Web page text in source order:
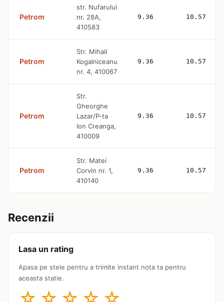
Petrom
str. Nufarului
nr. 28A,
410583
9.36 10.57
Petrom
Str. Mihail
Kogalniceanu
nr. 4, 410067
9.36 10.57
Petrom
Str.
Gheorghe
Lazar/P-ta
Ion Creanga,
410009
9.36 10.57
Petrom
Str. Matei
Corvin nr. 1,
410140
9.36 10.57
Recenzii
Lasa un rating
Apasa pe stele pentru a trimite instant nota ta pentru
aceasta statie.